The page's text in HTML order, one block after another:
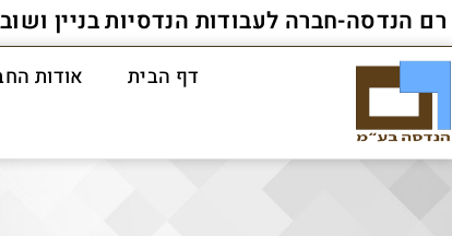
רם הנדסה-חברה לעבודות הנדסיות בניין
דף הבית אודות